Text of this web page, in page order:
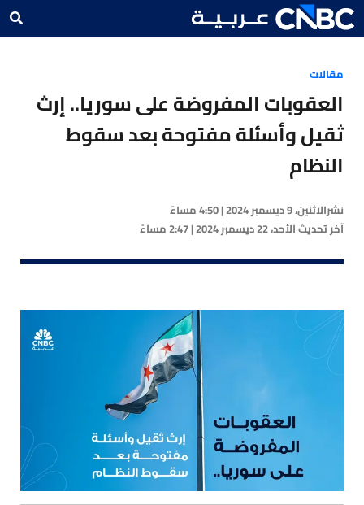
مقالات
العقوبات المفروضة على سوريا.. إرث
ثقيل وأسئلة مفتوحة بعد سقوط
النظام
نشرالاثنين، 9 ديسمبر 2024 | 4:50 مساءً
آخر تحديثالأحد، 22 ديسمبر 2024 | 2:47 مساءً